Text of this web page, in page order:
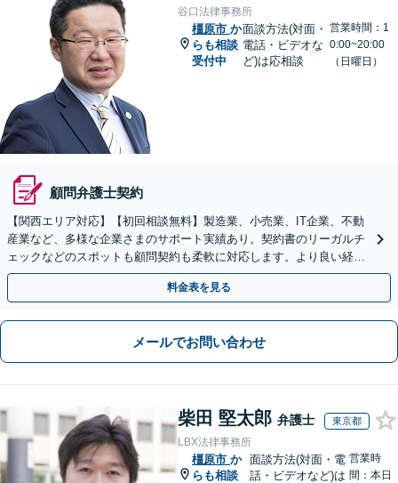
谷口法律事務所
橿原市 か
らも相談
受付中
面談方法(対面・
電話・ビデオな
ど)は応相談
営業時間：1
0:00~20:00
（日曜日）
顧問弁護士契約
【関西エリア対応】【初回相談無料】製造業、小売業、IT企業、不動
産業など、多様な企業さまのサポート実績あり。契約書のリーガルチ
ェックなどのスポットも顧問契約も柔軟に対応します。より良い経営
判断を・セカンドオピニオンもお気軽に【北新地駅1分】
料金表を見る
メールでお問い合わせ
柴田 堅太郎 弁護士 東京都
LBX法律事務所
橿原市 か
らも相談
面談方法(対面・電
話・ビデオなど)は
営業時
間：本日